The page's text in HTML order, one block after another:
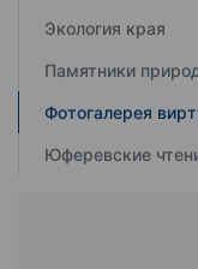
Экология края
Памятники
Фотогалерея
Юферевские